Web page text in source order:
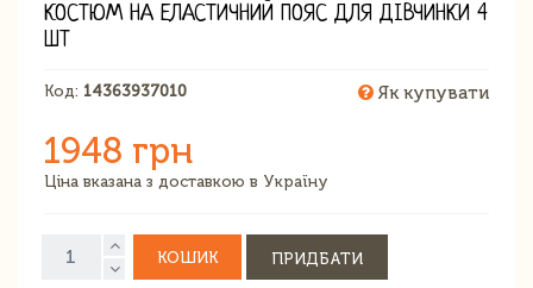
КОСТЮМ НА ЕЛАСТИЧНИЙ ПОЯС ДЛЯ ДІВЧИНКИ 4
ШТ
Код: 14363937010 Як купувати
1948 грн
Ціна вказана з доставкою в Україну
КОШИК ПРИДБАТИ